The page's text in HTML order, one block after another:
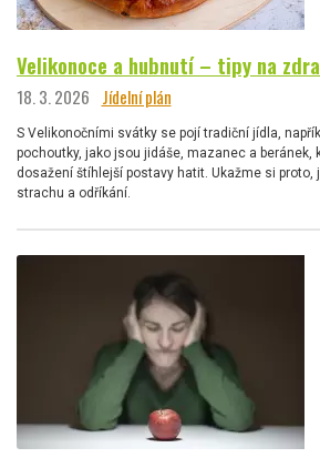
Velikonoce a hubnutí – tipy na
18. 3. 2026 Jídelní plán
S Velikonočními svátky se pojí tradiční jídla,
pochoutky, jako jsou jidáše, mazanec a beránek,
dosažení štíhlejší postavy hatit. Ukažme si proto,
strachu a odříkání.